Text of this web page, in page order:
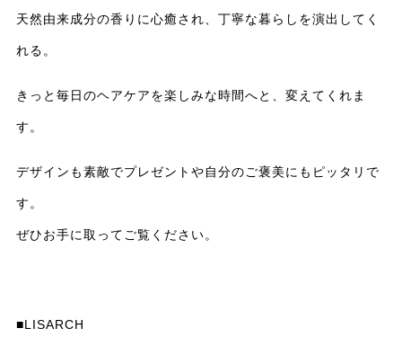
天然由来成分の香りに心癒され、丁寧な暮らしを演出してく
れる。
きっと毎日のヘアケアを楽しみな時間へと、変えてくれま
す。
デザインも素敵でプレゼントや自分のご褒美にもピッタリで
す。
ぜひお手に取ってご覧ください。
■LISARCH